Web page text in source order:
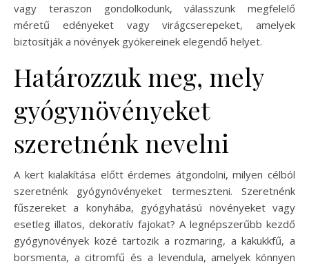
vagy teraszon gondolkodunk, válasszunk megfelelő
méretű edényeket vagy virágcserepeket, amelyek
biztosítják a növények gyökereinek elegendő helyet.
Határozzuk meg, mely
gyógynövényeket
szeretnénk nevelni
A kert kialakítása előtt érdemes átgondolni, milyen célból
szeretnénk gyógynövényeket termeszteni. Szeretnénk
fűszereket a konyhába, gyógyhatású növényeket vagy
esetleg illatos, dekoratív fajokat? A legnépszerűbb kezdő
gyógynövények közé tartozik a rozmaring, a kakukkfű, a
borsmenta, a citromfű és a levendula, amelyek könnyen